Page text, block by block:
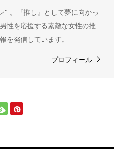
" 。『推し』として夢に向かっ
性を応援する素敵な女性の推
を発信しています。
プロフィール